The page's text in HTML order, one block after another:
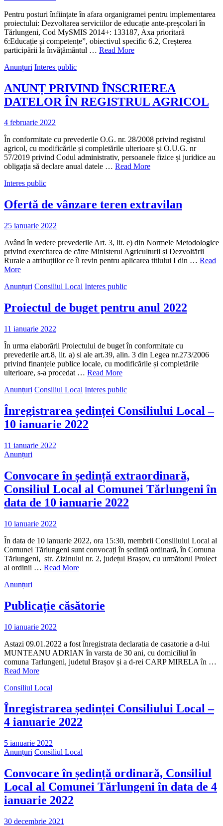
Pentru posturi înființate în afara organigramei pentru implementarea
proiectului: Dezvoltarea serviciilor de educație ante-preșcolari în
Tărlungeni, Cod MySMIS 2014+: 133187, Axa prioritară
6:Educație și competențe”, obiectivul specific 6.2, Creșterea
participării la învățământul … Read More
Anunțuri Interes public
ANUNȚ PRIVIND ÎNSCRIEREA
DATELOR ÎN REGISTRUL AGRICOL
4 februarie 2022
În conformitate cu prevederile O.G. nr. 28/2008 privind registrul
agricol, cu modificările și completările ulterioare și O.U.G. nr
57/2019 privind Codul administrativ, persoanele fizice și juridice au
obligația să declare anual datele … Read More
Interes public
Ofertă de vânzare teren extravilan
25 ianuarie 2022
Având în vedere prevederile Art. 3, lit. e) din Normele Metodologice
privind exercitarea de către Ministerul Agriculturii și Dezvoltării
Rurale a atribuțiilor ce îi revin pentru aplicarea titlului I din … Read
More
Anunțuri Consiliul Local Interes public
Proiectul de buget pentru anul 2022
11 ianuarie 2022
În urma elaborării Proiectului de buget în conformitate cu
prevederile art.8, lit. a) si ale art.39, alin. 3 din Legea nr.273/2006
privind finanțele publice locale, cu modificările și completările
ulterioare, s-a procedat … Read More
Anunțuri Consiliul Local Interes public
Înregistrarea ședinței Consiliului Local –
10 ianuarie 2022
11 ianuarie 2022
Anunțuri
Convocare în ședință extraordinară,
Consiliul Local al Comunei Tărlungeni în
data de 10 ianuarie 2022
10 ianuarie 2022
În data de 10 ianuarie 2022, ora 15:30, membrii Consiliului Local al
Comunei Tărlungeni sunt convocați în ședință ordinară, în Comuna
Tărlungeni, str. Zizinului nr. 2, județul Brașov, cu următorul Proiect
al ordinii … Read More
Anunțuri
Publicație căsătorie
10 ianuarie 2022
Astazi 09.01.2022 a fost înregistrata declaratia de casatorie a d-lui
MUNTEANU ADRIAN în varsta de 30 ani, cu domiciliul în
comuna Tarlungeni, judetul Brașov și a d-rei CARP MIRELA în …
Read More
Consiliul Local
Înregistrarea ședinței Consiliului Local –
4 ianuarie 2022
5 ianuarie 2022
Anunțuri Consiliul Local
Convocare în ședință ordinară, Consiliul
Local al Comunei Tărlungeni în data de 4
ianuarie 2022
30 decembrie 2021